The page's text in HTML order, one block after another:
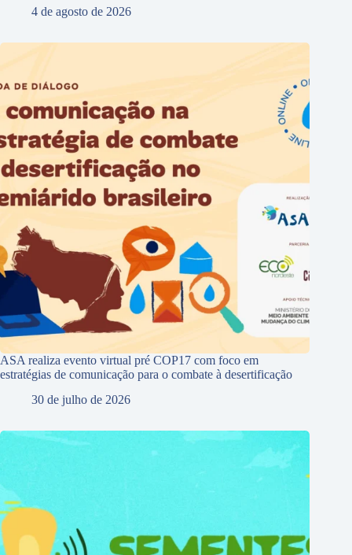
4 de agosto de 2026
ASA realiza evento virtual pré COP17 com foco em
estratégias de comunicação para o combate à desertificação
30 de julho de 2026